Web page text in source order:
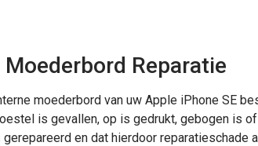
Reparatie
moederbord van uw Apple iPhone SE
is gevallen, op is gedrukt, gebogen is
en dat hierdoor reparatieschade